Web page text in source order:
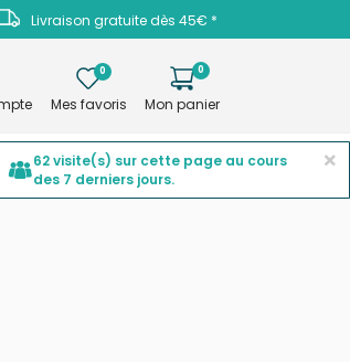
Livraison gratuite dès 45€ *
0
Mes favoris
0
Mon panier
Top ventesPromotions ×
62 visite(s) sur cette page au cours
des 7 derniers jours.